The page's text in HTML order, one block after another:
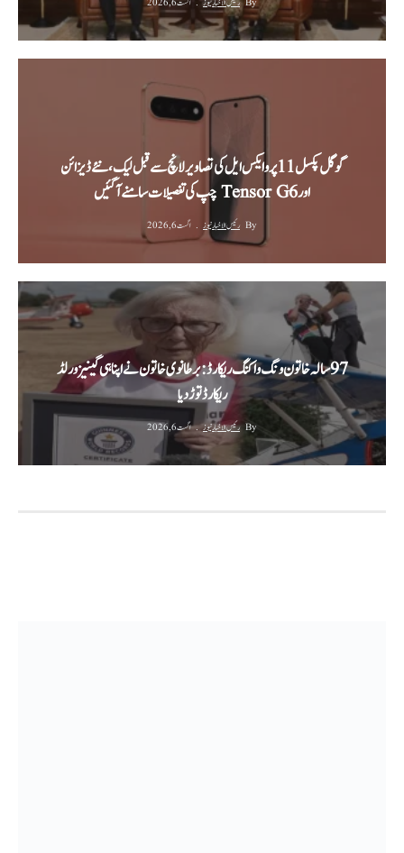
گوگل پکسل 11 پرو ایکس ایل کی تصاویر لانچ سے قبل لیک، نئے ڈیزائن
اور Tensor G6 چپ کی تفصیلات سامنے آ گئیں
By رئیس الاخبار نیوز اگست 6, 2026
‫97 سالہ خاتون ونگ واکنگ ریکارڈ: برطانوی خاتون نے اپنا ہی گینیز ورلڈ
ریکارڈ توڑ دیا‬
By رئیس الاخبار نیوز اگست 6, 2026